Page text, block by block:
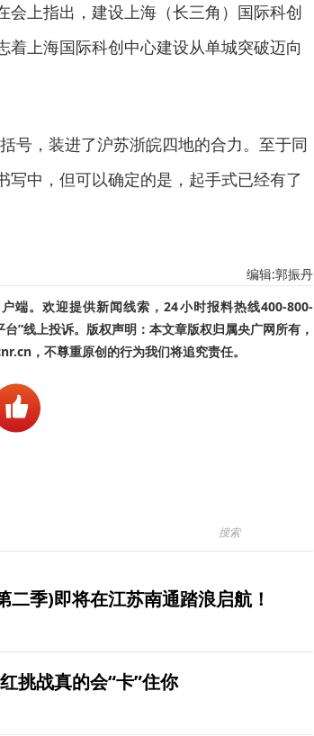
上指出，建设上海（长三角）国际科创
上海国际科创中心建设从单城突破迈向
号，装进了沪苏浙皖四地的合力。至于同
中，但可以确定的是，起手式已经有了
编辑:郭振丹
端。欢迎提供新闻线索，24小时报料热线400-800-
”线上投诉。版权声明：本文章版权归属央广网所有，
，不尊重原创的行为我们将追究责任。
季)即将在江苏南通踏浪启航！
挑战真的会“卡”住你